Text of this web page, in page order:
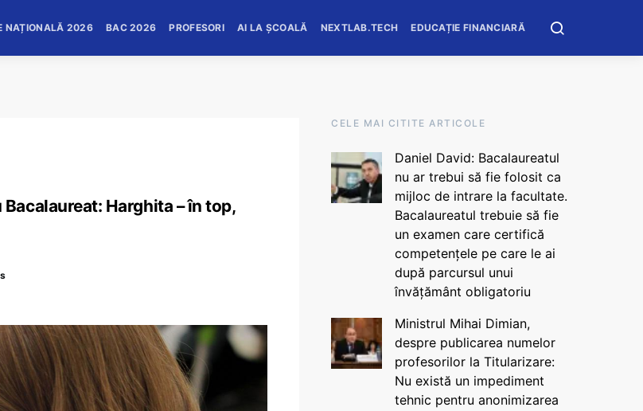
NAȚIONALĂ 2026 BAC 2026 PROFESORI AI LA ȘCOALĂ NEXTLAB.TECH EDUCAȚIE FINANCIARĂ
Harghita – în top,
CELE MAI CITITE ARTICOLE
Daniel David: Bacalaureatul
nu ar trebui să fie folosit ca
mijloc de intrare la facultate.
Bacalaureatul trebuie să fie
un examen care certifică
competențele pe care le ai
după parcursul unui
învățământ obligatoriu
Ministrul Mihai Dimian,
despre publicarea numelor
profesorilor la Titularizare:
Nu există un impediment
tehnic pentru anonimizarea